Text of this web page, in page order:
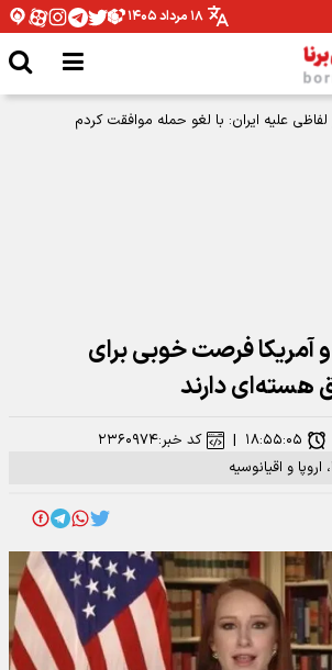
۱۸ مرداد ۱۴۰۵
علیه ایران: با لغو حمله موافقت کردم
آمریکا فرصت خوبی برای
هسته‌ای دارند
اروپا و اقیانوسیه
۱۸:۵۵:۰۵ | کد خبر:۲۳۶۰۹۷۴